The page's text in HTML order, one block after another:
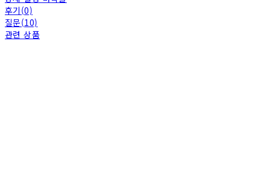
후기(0)
질문(10)
관련 상품